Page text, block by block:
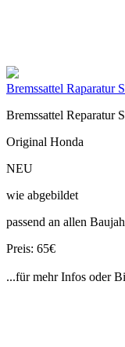
Bremssattel Raparatur
Bremssattel Reparatur
Original Honda
NEU
wie abgebildet
passend an allen
Preis: 65€
...für mehr Infos oder